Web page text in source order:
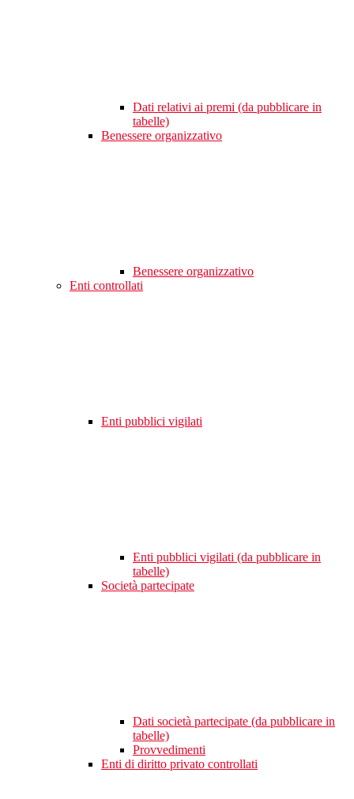
Dati relativi ai premi (da pubblicare in
tabelle)
Benessere organizzativo
Benessere organizzativo
Enti controllati
Enti pubblici vigilati
Enti pubblici vigilati (da pubblicare in
tabelle)
Società partecipate
Dati società partecipate (da pubblicare in
tabelle)
Provvedimenti
Enti di diritto privato controllati